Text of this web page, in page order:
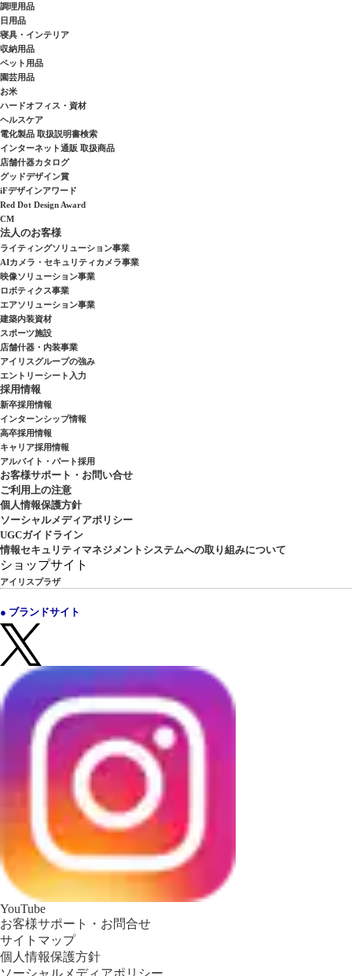
調理用品
日用品
寝具・インテリア
収納用品
ペット用品
園芸用品
お米
ハードオフィス・資材
ヘルスケア
電化製品 取扱説明書検索
インターネット通販 取扱商品
店舗什器カタログ
グッドデザイン賞
iFデザインアワード
Red Dot Design Award
CM
法人のお客様
ライティングソリューション事業
AIカメラ・セキュリティカメラ事業
映像ソリューション事業
ロボティクス事業
エアソリューション事業
建築内装資材
スポーツ施設
店舗什器・内装事業
アイリスグループの強み
エントリーシート入力
採用情報
新卒採用情報
インターンシップ情報
高卒採用情報
キャリア採用情報
アルバイト・パート採用
お客様サポート・お問い合せ
ご利用上の注意
個人情報保護方針
ソーシャルメディアポリシー
UGCガイドライン
情報セキュリティマネジメントシステムへの取り組みについて
ショップサイト
アイリスプラザ
● ブランドサイト
YouTube
お客様サポート・お問合せ
サイトマップ
個人情報保護方針
ソーシャルメディアポリシー